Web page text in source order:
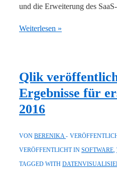
und die Erweiterung des
Qlik
Enterprise
3.0
und
Sense
Cloud
Business
Weiterlesen »
Qlik
Ergebnisse für
2016
VON BERENIKA
VERÖFFENTLICHT IN SOFTWARE,
TAGGED WITH